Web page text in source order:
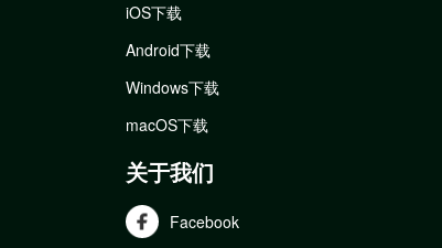
iOS下载
Android下载
Windows下载
macOS下载
关于我们
Facebook